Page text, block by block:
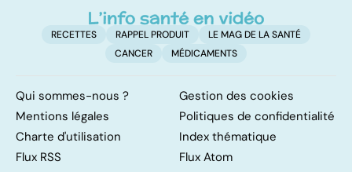
RECETTES RAPPEL PRODUIT
LE MAG DE LA SANTÉ
CANCER
MÉDICAMENTS
Qui sommes-nous ?
Gestion des cookies
Mentions légales
Politiques de confidentialité
Charte d'utilisation
Index thématique
Flux RSS
Flux Atom